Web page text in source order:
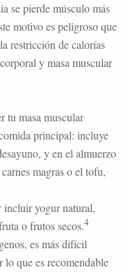
se pierde músculo más
motivo es peligroso que
restricción de calorías
y masa muscular
tu masa muscular
principal: incluye
y en el almuerzo
magras o el tofu,
incluir yogur natural,
o frutos secos.4
es más difícil
que es recomendable